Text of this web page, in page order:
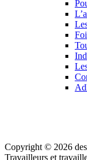
Copyright © 2026 des
Travailleurs et